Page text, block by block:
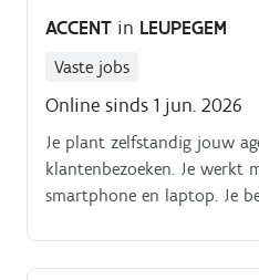
ACCENT in LEUPEGEM
Vaste jobs
Online sinds 1 jun. 2026
Je plant zelfstandig jouw
klantenbezoeken. Je werkt
smartphone en laptop. Je
klantenrelaties en bouwt